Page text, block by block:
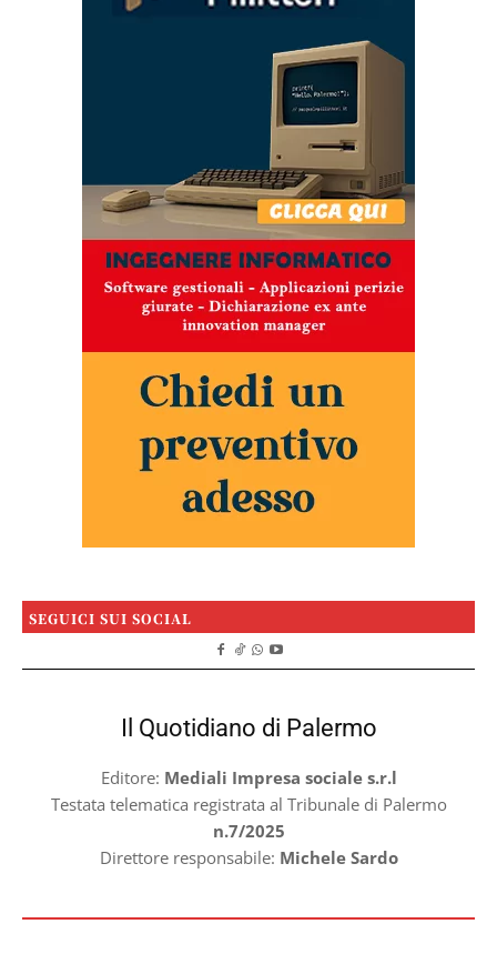
SEGUICI SUI SOCIAL
Il Quotidiano di Palermo
Editore: Mediali Impresa sociale s.r.l
Testata telematica registrata al Tribunale di Palermo
n.7/2025
Direttore responsabile: Michele Sardo